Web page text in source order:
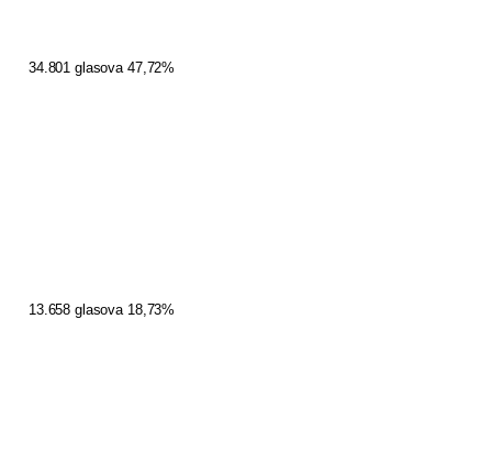
34.801 glasova 47,72%
13.658 glasova 18,73%